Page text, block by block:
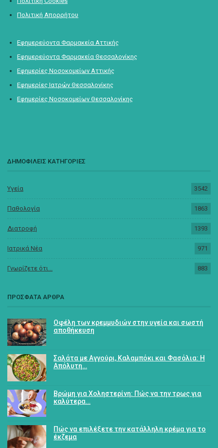
Πολιτική Απορρήτου
Εφημερεύοντα Φαρμακεία Αττικής
Εφημερεύοντα Φαρμακεία Θεσσαλονίκης
Εφημερίες Νοσοκομείων Αττικής
Εφημερίες Ιατρών Θεσσαλονίκης
Εφημερίες Νοσοκομείων Θεσσαλονίκης
ΔΗΜΟΦΙΛΕΙΣ ΚΑΤΗΓΟΡΙΕΣ
Υγεία 3542
Παθολογία 1863
Διατροφή 1393
Ιατρικά Νέα 971
Γνωρίζετε ότι... 883
ΠΡΟΣΦΑΤΑ ΑΡΘΡΑ
Οφέλη των κρεμμυδιών στην υγεία και σωστή
αποθήκευση
Σαλάτα με Αγγούρι, Καλαμπόκι και Φασόλια: Η
Απόλυτη…
Βρώμη για Χοληστερίνη: Πώς να την τρως για
καλύτερα…
Πώς να επιλέξετε την κατάλληλη κρέμα για το
έκζεμα